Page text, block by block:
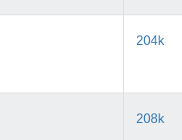
204k
208k